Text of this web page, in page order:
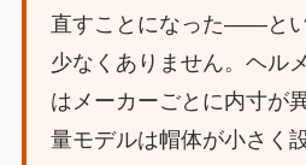
直すことになった——と
少なくありません。ヘル
はメーカーごとに内寸が
量モデルは帽体が小さく